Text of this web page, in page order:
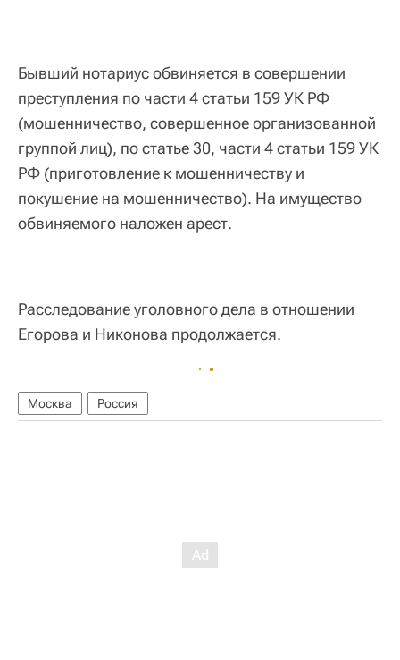
Бывший нотариус обвиняется в совершении
преступления по части 4 статьи 159 УК РФ
(мошенничество, совершенное организованной
группой лиц), по статье 30, части 4 статьи 159 УК
РФ (приготовление к мошенничеству и
покушение на мошенничество). На имущество
обвиняемого наложен арест.
Расследование уголовного дела в отношении
Егорова и Никонова продолжается.
Москва Россия